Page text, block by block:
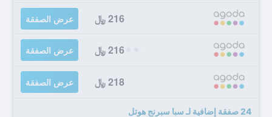
216 ﷼ عرض الصفقة
216 ﷼ عرض الصفقة
218 ﷼ عرض الصفقة
24 صفقة إضافية لـ سبا سبرنج هوتل